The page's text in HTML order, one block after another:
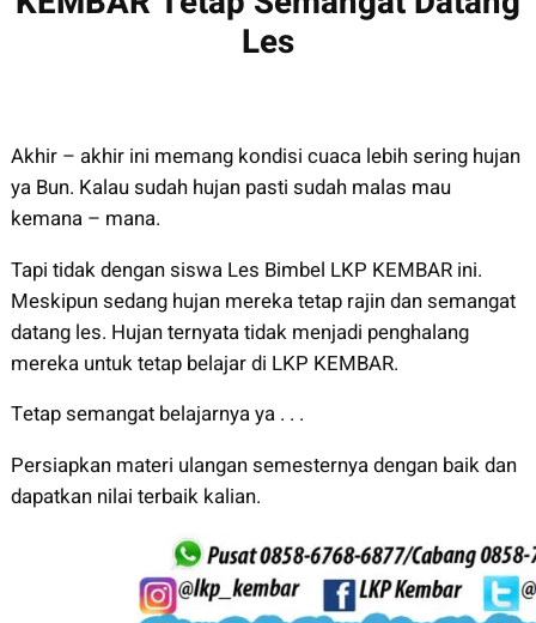
Les
Akhir – akhir ini memang kondisi cuaca lebih sering hujan
ya Bun. Kalau sudah hujan pasti sudah malas mau
kemana – mana.
Tapi tidak dengan siswa Les Bimbel LKP KEMBAR ini.
Meskipun sedang hujan mereka tetap rajin dan semangat
datang les. Hujan ternyata tidak menjadi penghalang
mereka untuk tetap belajar di LKP KEMBAR.
Tetap semangat belajarnya ya . . .
Persiapkan materi ulangan semesternya dengan baik dan
dapatkan nilai terbaik kalian.